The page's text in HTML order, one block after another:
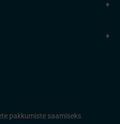
+
+
pakkumiste saamiseks